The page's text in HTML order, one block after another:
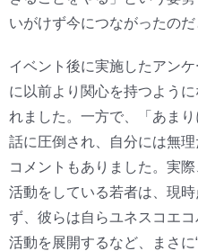
いがけず今につながったのだ
イベント後に実施したアン
に以前より関心を持つよう
れました。一方で、「あま
話に圧倒され、自分には無
コメントもありました。実
活動をしている若者は、現
ず、彼らは自らユネスコエ
活動を展開するなど、まさ